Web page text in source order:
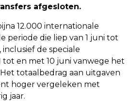
afgesloten.
12.000 internationale
periode die liep van 1 juni tot
de speciale
tot en met 10 juni vanwege het
totaalbedrag aan uitgaven
hoger vergeleken met
jaar.